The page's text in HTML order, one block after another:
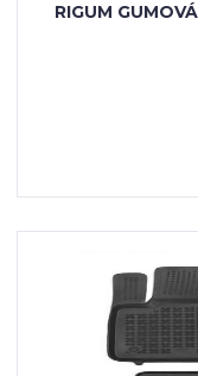
RIGUM